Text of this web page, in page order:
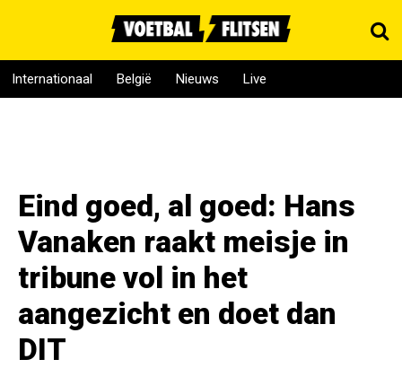
Internationaal België Nieuws Live
Eind goed, al goed: Hans
Vanaken raakt meisje in
tribune vol in het
aangezicht en doet dan
DIT